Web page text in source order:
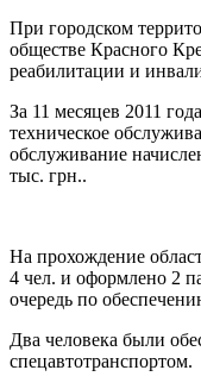
При городском
обществе Красного
реабилитации и
За 11 месяцев 2011
техническое
обслуживание
тыс. грн..
На прохождение
4 чел. и оформлено 2
очередь по
Два человека были
спецавтотранспортом.